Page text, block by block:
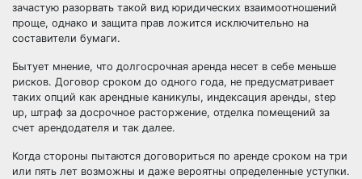
зачастую разорвать такой вид юридических взаимоотношений
проще, однако и защита прав ложится исключительно на
составители бумаги.
Бытует мнение, что долгосрочная аренда несет в себе меньше
рисков. Договор сроком до одного года, не предусматривает
таких опций как арендные каникулы, индексация аренды, step
up, штраф за досрочное расторжение, отделка помещений за
счет арендодателя и так далее.
Когда стороны пытаются договориться по аренде сроком на три
или пять лет возможны и даже вероятны определенные уступки.